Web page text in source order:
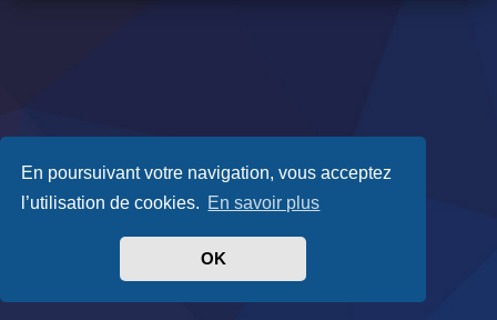
En poursuivant votre navigation, vous acceptez
l’utilisation de cookies. En savoir plus
OK